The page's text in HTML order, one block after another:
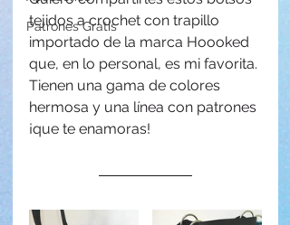
Patrones Gratis
tejidos a crochet con trapillo
importado de la marca Hoooked
que, en lo personal, es mi favorita.
Tienen una gama de colores
hermosa y una línea con patrones
¡que te enamoras!